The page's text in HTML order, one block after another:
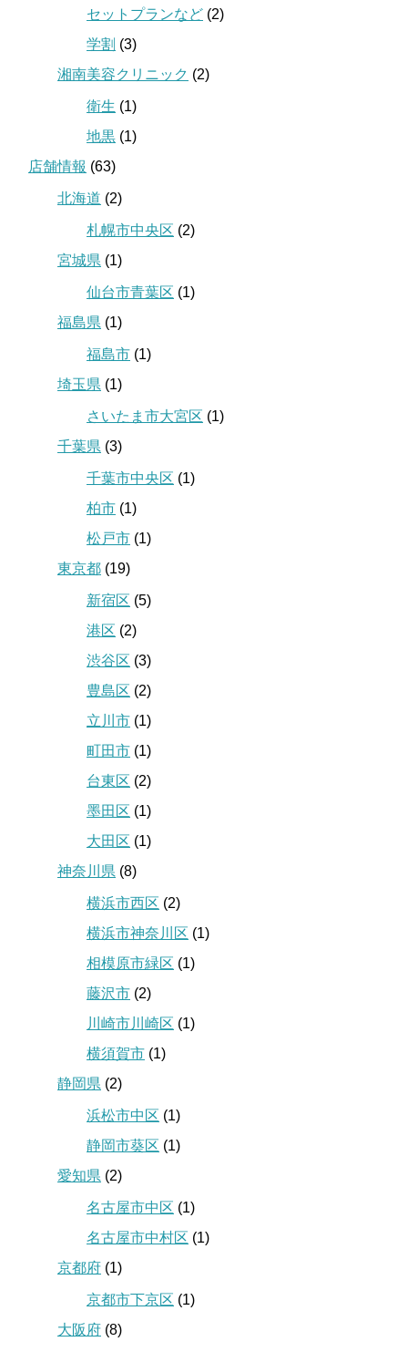
セットプランなど (2)
学割 (3)
湘南美容クリニック (2)
衛生 (1)
地黒 (1)
店舗情報 (63)
北海道 (2)
札幌市中央区 (2)
宮城県 (1)
仙台市青葉区 (1)
福島県 (1)
福島市 (1)
埼玉県 (1)
さいたま市大宮区 (1)
千葉県 (3)
千葉市中央区 (1)
柏市 (1)
松戸市 (1)
東京都 (19)
新宿区 (5)
港区 (2)
渋谷区 (3)
豊島区 (2)
立川市 (1)
町田市 (1)
台東区 (2)
墨田区 (1)
大田区 (1)
神奈川県 (8)
横浜市西区 (2)
横浜市神奈川区 (1)
相模原市緑区 (1)
藤沢市 (2)
川崎市川崎区 (1)
横須賀市 (1)
静岡県 (2)
浜松市中区 (1)
静岡市葵区 (1)
愛知県 (2)
名古屋市中区 (1)
名古屋市中村区 (1)
京都府 (1)
京都市下京区 (1)
大阪府 (8)